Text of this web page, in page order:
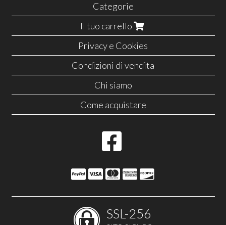
Categorie
Il tuo carrello
Privacy e Cookies
Condizioni di vendita
Chi siamo
Come acquistare
SSL-256